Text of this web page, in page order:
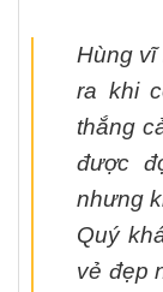
Hùng vĩ
ra khi
thắng
được
nhưng
Quý
vẻ đẹp